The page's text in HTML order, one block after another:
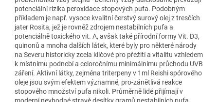
potenciální rizika peroxidace stopových pufa. Podobným
příkladem je např. vysoce kvalitní čerstvý surový olej z tresčích
jater Rosita, jež je rovněž zdrojem nestabilních pufa a
potenciálně toxického vit. A, avšak také přírodní formy Vit. D3,
quinonů a mnoha dalších látek, které byly pro některé národy
na Severu historicky zcela klíčové pro přežití a vitalitu vzhledem
k místnímu podnebí a celoročnímu minimálnímu průchodu UVB
záření. Aktivní látky, zejména triterpeny v 1ml Reishi spórového
oleje jsou svým efektem významné, pro-zánětlivá reakce
stopového množství pufa nikoli. Průměrně lidé přijímají v